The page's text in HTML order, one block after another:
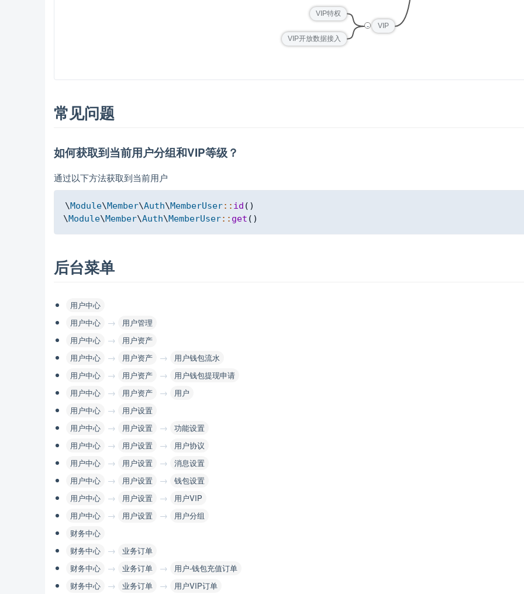
- VIP
VIP特权
VIP开放数据接入
常见问题
如何获取到当前用户分组和VIP等级？
通过以下方法获取到当前用户
\Module\Member\Auth\MemberUser:: id ( )
\Module\Member\Auth\MemberUser:: get ( )
后台菜单
用户中心
用户中心
→
用户管理
用户中心
→
用户资产
用户中心
→ 用户资产 →
用户钱包流水
用户中心
→ 用户资产 →
用户钱包提现申请
用户中心
→ 用户资产 →
用户
用户中心
→
用户设置
用户中心
→ 用户设置 →
功能设置
用户中心
→ 用户设置 →
用户协议
用户中心
→ 用户设置 →
消息设置
用户中心
→ 用户设置 →
钱包设置
用户中心
→ 用户设置 →
用户VIP
用户中心
→ 用户设置 →
用户分组
财务中心
财务中心
→
业务订单
财务中心
→ 业务订单 →
用户-钱包充值订单
财务中心
→ 业务订单 → 用户VIP订单